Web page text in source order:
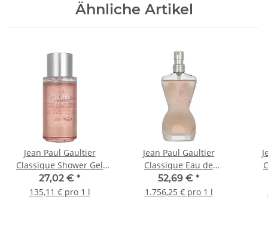
Ähnliche Artikel
Jean Paul Gaultier
Classique Shower Gel
200ml
27,02 € *
135,11 € pro 1 l
Jean Paul Gaultier
Classique Eau de
Toilette 30ml
52,69 € *
1.756,25 € pro 1 l